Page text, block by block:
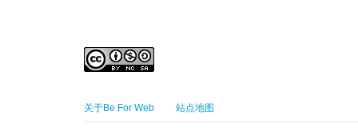
关于Be For Web 站点地图